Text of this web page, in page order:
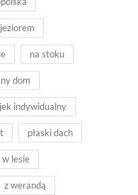
na stoku
dom
indywidualny
płaski dach
w lesie
z werandą